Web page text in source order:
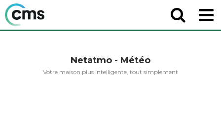
Netatmo - Météo
Votre maison plus intelligente, tout simplement